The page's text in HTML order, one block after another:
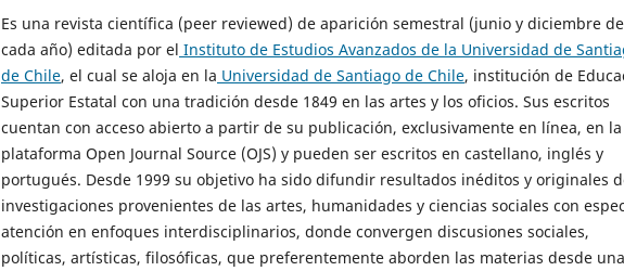
Es una revista científica (peer reviewed) de aparición semestral (junio y diciembre de
cada año) editada por el Instituto de Estudios Avanzados de la Universidad de
de Chile, el cual se aloja en la Universidad de Santiago de Chile, institución de
Superior Estatal con una tradición desde 1849 en las artes y los oficios. Sus escritos
cuentan con acceso abierto a partir de su publicación, exclusivamente en línea, en la
plataforma Open Journal Source (OJS) y pueden ser escritos en castellano, inglés y
portugués. Desde 1999 su objetivo ha sido difundir resultados inéditos y originales
investigaciones provenientes de las artes, humanidades y ciencias sociales con
atención en enfoques interdisciplinarios, donde convergen discusiones sociales,
políticas, artísticas, filosóficas, que preferentemente aborden las materias desde una